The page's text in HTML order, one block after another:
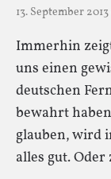
13. September
Immerhin
uns einen
deutschen
bewahrt
glauben, wird
alles gut.